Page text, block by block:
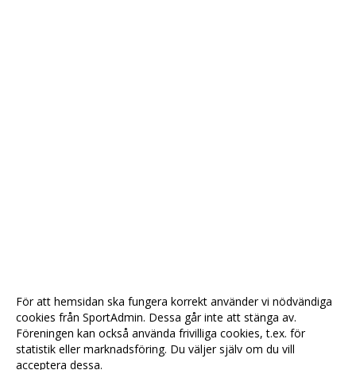
För att hemsidan ska fungera korrekt använder vi nödvändiga
cookies från SportAdmin. Dessa går inte att stänga av.
Föreningen kan också använda frivilliga cookies, t.ex. för
statistik eller marknadsföring. Du väljer själv om du vill
acceptera dessa.